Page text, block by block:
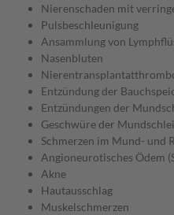
Nierenschaden mit
Pulsbeschleunigung
Ansammlung von
Nasenbluten
Entzündung der
Entzündungen der
Geschwüre der
Schmerzen im Mund- und
Angioneurotisches Ödem
Akne
Hautausschlag
Muskelschmerzen